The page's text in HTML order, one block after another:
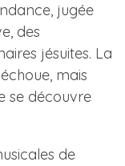
jugée
des
jésuites. La
mais
se découvre
de